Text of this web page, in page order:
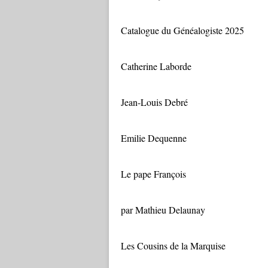
Catalogue du Généalogiste 2025
Catherine Laborde
Jean-Louis Debré
Emilie Dequenne
Le pape François
par Mathieu Delaunay
Les Cousins de la Marquise